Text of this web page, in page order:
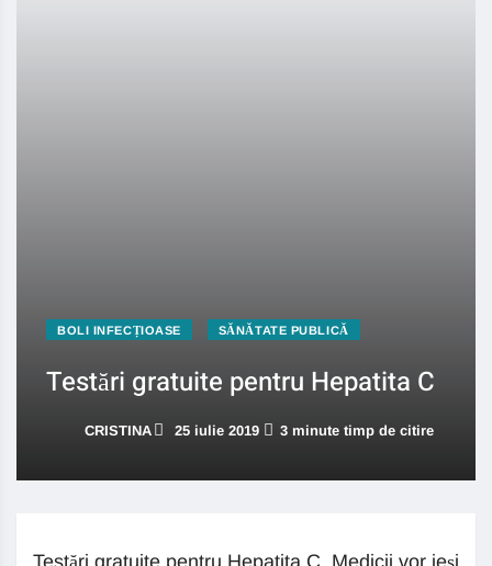
BOLI INFECȚIOASE SĂNĂTATE PUBLICĂ
Testări gratuite pentru Hepatita C
CRISTINA 25 iulie 2019 3 minute timp de citire
Testări gratuite pentru Hepatita C. Medicii vor ieși